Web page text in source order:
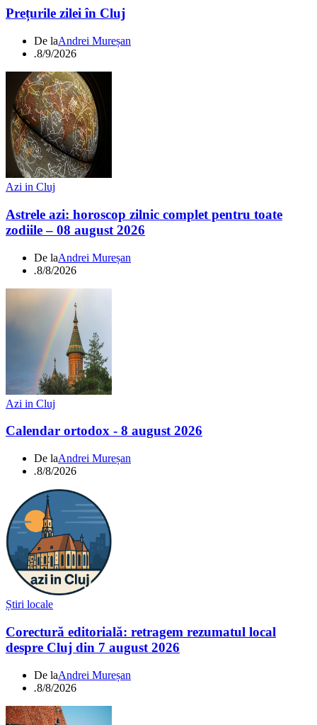
Prețurile zilei în Cluj
De laAndrei Mureșan
.8/9/2026
Azi in Cluj
Astrele azi: horoscop zilnic complet pentru toate
zodiile – 08 august 2026
De laAndrei Mureșan
.8/8/2026
Azi in Cluj
Calendar ortodox - 8 august 2026
De laAndrei Mureșan
.8/8/2026
Știri locale
Corectură editorială: retragem rezumatul local
despre Cluj din 7 august 2026
De laAndrei Mureșan
.8/8/2026